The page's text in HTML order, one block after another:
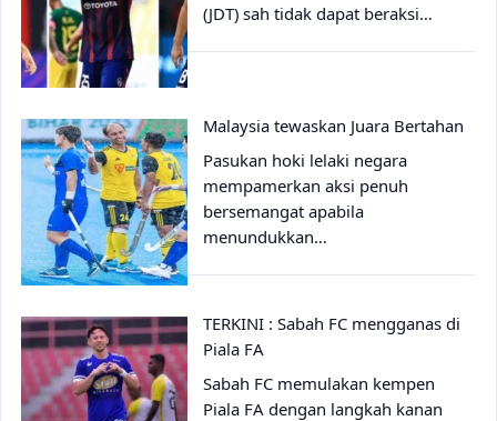
(JDT) sah tidak dapat beraksi…
Malaysia tewaskan Juara Bertahan
Pasukan hoki lelaki negara
mempamerkan aksi penuh
bersemangat apabila
menundukkan…
TERKINI : Sabah FC mengganas di
Piala FA
Sabah FC memulakan kempen
Piala FA dengan langkah kanan